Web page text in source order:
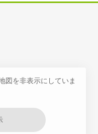
図を非表示にしていま